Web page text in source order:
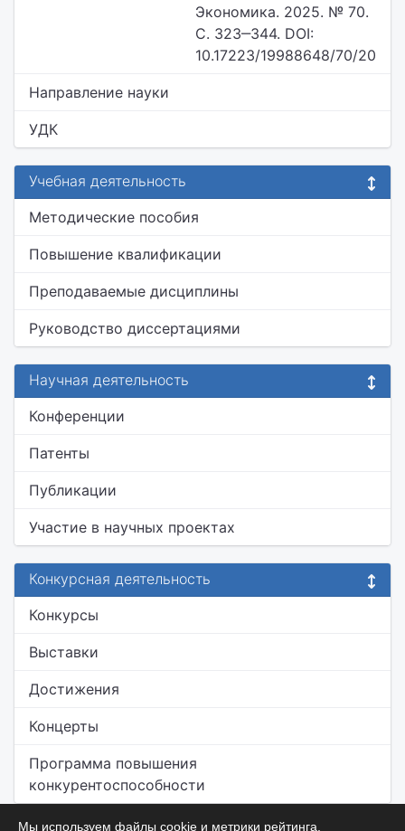
Экономика. 2025. № 70.
С. 323‒344. DOI:
10.17223/19988648/70/20
Направление науки
УДК
Учебная деятельность
Методические пособия
Повышение квалификации
Преподаваемые дисциплины
Руководство диссертациями
Научная деятельность
Конференции
Патенты
Публикации
Участие в научных проектах
Конкурсная деятельность
Конкурсы
Выставки
Достижения
Концерты
Программа повышения
конкурентоспособности
Мы используем файлы cookie и метрики рейтинга.